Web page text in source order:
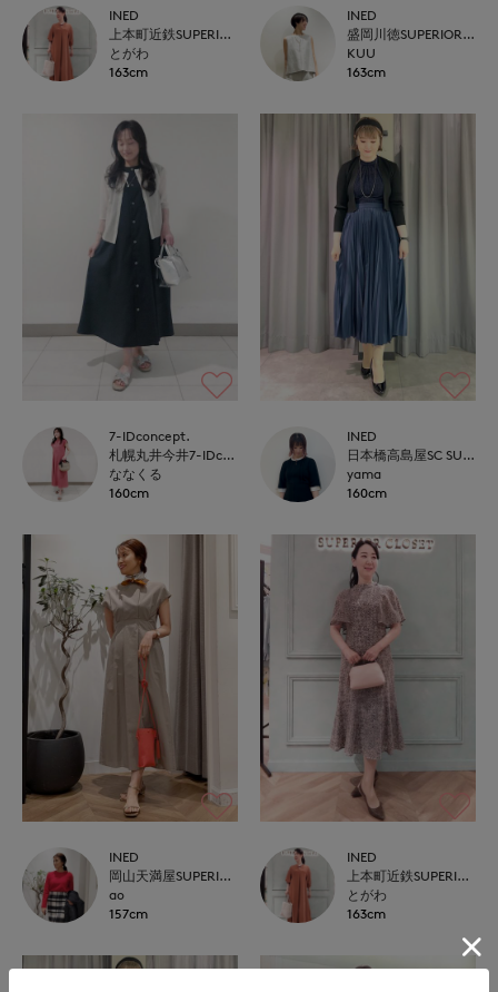
INED
上本町近鉄SUPERIORCLOSET
とがわ
163cm
INED
盛岡川徳SUPERIOR CLOSET
KUU
163cm
7-IDconcept.
札幌丸井今井7-IDconcept.
ななくる
160cm
INED
日本橋高島屋SC SUPERIOR CLOSET
yama
160cm
INED
岡山天満屋SUPERIORCLOSET
ao
157cm
INED
上本町近鉄SUPERIORCLOSET
とがわ
163cm